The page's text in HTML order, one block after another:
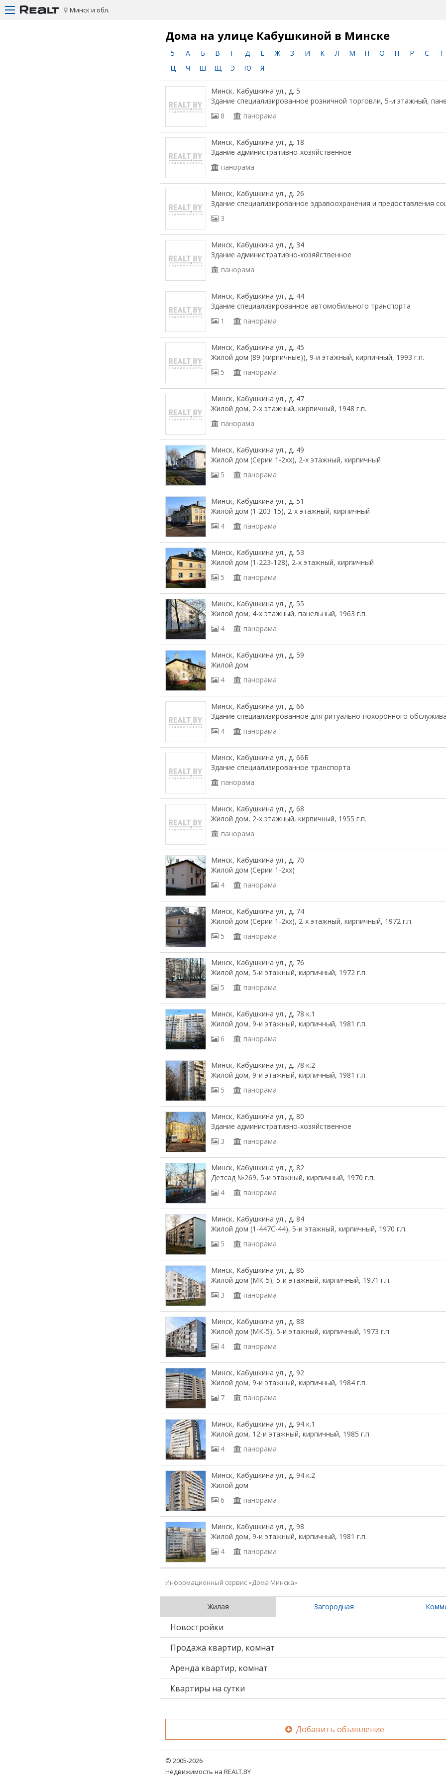
Минск и обл.
Дома на улице Кабушкиной в Минске
5 А Б В Г Д Е Ж З И К Л М Н О П Р С
Т
Ц
Ч Ш Щ Э Ю Я
Минск, Кабушкина ул., д. 5
Здание специализированное розничной торговли, 5-и этажный,
8
панорама
Минск, Кабушкина ул., д. 18
Здание административно-хозяйственное
панорама
Минск, Кабушкина ул., д. 26
Здание специализированное здравоохранения и предоставления
3
Минск, Кабушкина ул., д. 34
Здание административно-хозяйственное
панорама
Минск, Кабушкина ул., д. 44
Здание специализированное автомобильного транспорта
1
панорама
Минск, Кабушкина ул., д. 45
Жилой дом (89 (кирпичные)), 9-и этажный, кирпичный, 1993 г.п.
5
панорама
Минск, Кабушкина ул., д. 47
Жилой дом, 2-х этажный, кирпичный, 1948 г.п.
панорама
Минск, Кабушкина ул., д. 49
Жилой дом (Серии 1-2хх), 2-х этажный, кирпичный
5
панорама
Минск, Кабушкина ул., д. 51
Жилой дом (1-203-15), 2-х этажный, кирпичный
4
панорама
Минск, Кабушкина ул., д. 53
Жилой дом (1-223-128), 2-х этажный, кирпичный
5
панорама
Минск, Кабушкина ул., д. 55
Жилой дом, 4-х этажный, панельный, 1963 г.п.
4
панорама
Минск, Кабушкина ул., д. 59
Жилой дом
4
панорама
Минск, Кабушкина ул., д. 66
Здание специализированное для ритуально-похоронного
4
панорама
Минск, Кабушкина ул., д. 66Б
Здание специализированное транспорта
панорама
Минск, Кабушкина ул., д. 68
Жилой дом, 2-х этажный, кирпичный, 1955 г.п.
панорама
Минск, Кабушкина ул., д. 70
Жилой дом (Серии 1-2хх)
4
панорама
Минск, Кабушкина ул., д. 74
Жилой дом (Серии 1-2хх), 2-х этажный, кирпичный, 1972 г.п.
5
панорама
Минск, Кабушкина ул., д. 76
Жилой дом, 5-и этажный, кирпичный, 1972 г.п.
5
панорама
Минск, Кабушкина ул., д. 78 к.1
Жилой дом, 9-и этажный, кирпичный, 1981 г.п.
6
панорама
Минск, Кабушкина ул., д. 78 к.2
Жилой дом, 9-и этажный, кирпичный, 1981 г.п.
5
панорама
Минск, Кабушкина ул., д. 80
Здание административно-хозяйственное
3
панорама
Минск, Кабушкина ул., д. 82
Детсад №269, 5-и этажный, кирпичный, 1970 г.п.
4
панорама
Минск, Кабушкина ул., д. 84
Жилой дом (1-447С-44), 5-и этажный, кирпичный, 1970 г.п.
5
панорама
Минск, Кабушкина ул., д. 86
Жилой дом (МК-5), 5-и этажный, кирпичный, 1971 г.п.
3
панорама
Минск, Кабушкина ул., д. 88
Жилой дом (МК-5), 5-и этажный, кирпичный, 1973 г.п.
4
панорама
Минск, Кабушкина ул., д. 92
Жилой дом, 9-и этажный, кирпичный, 1984 г.п.
7
панорама
Минск, Кабушкина ул., д. 94 к.1
Жилой дом, 12-и этажный, кирпичный, 1985 г.п.
4
панорама
Минск, Кабушкина ул., д. 94 к.2
Жилой дом
6
панорама
Минск, Кабушкина ул., д. 98
Жилой дом, 9-и этажный, кирпичный, 1981 г.п.
4
панорама
Информационный сервис «Дома Минска»
Жилая Загородная
Новостройки
Продажа квартир, комнат
Аренда квартир, комнат
Квартиры на сутки
Добавить объявление
© 2005-2026
Недвижимость на REALT.BY